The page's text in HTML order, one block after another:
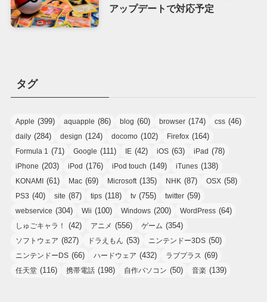
アップデートで対応予定
タグ
Apple (399) aquapple (86) blog (60) browser (174) css (46)
daily (284) design (124) docomo (102) Firefox (164)
Formula 1 (71) Google (111) IE (42) iOS (63) iPad (78)
iPhone (203) iPod (176) iPod touch (149) iTunes (138)
KONAMI (61) Mac (69) Microsoft(135) NHK (87) OSX (58)
PS3 (40) site (87) tips (118) tv (755) twitter (59)
webservice (304) Wii (100) Windows (200) WordPress (64)
しゅごキャラ！ (42) アニメ (556) ゲーム (354)
ソフトウェア (827) ドラえもん (53) ニンテンドー3DS (50)
ニンテンドーDS (66) ハードウェア (432) ラブプラス (69)
任天堂 (116) 携帯電話 (198) 自作パソコン (50) 音楽 (139)